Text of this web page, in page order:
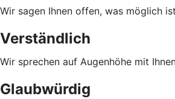
Wir sagen Ihnen offen, was möglich
Verständlich
Wir sprechen auf Augenhöhe mit
Glaubwürdig